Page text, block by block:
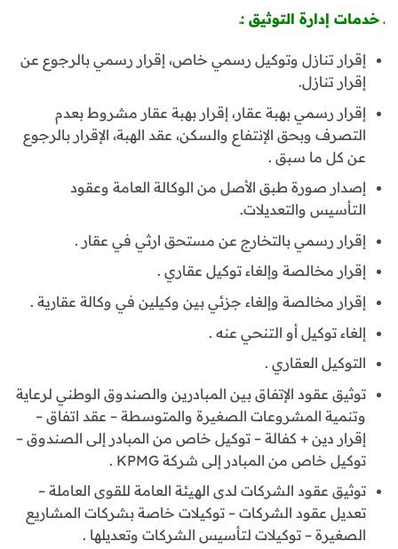
ـ خدمات إدارة التوثيق :ـ
إقرار تنازل وتوكيل رسمي خاص، إقرار رسمي بالرجوع عن
إقرار تنازل.
إقرار رسمي بهبة عقار، إقرار بهبة عقار مشروط بعدم
التصرف وبحق الإنتفاع والسكن، عقد الهبة، الإقرار بالرجوع
عن كل ما سبق .
إصدار صورة طبق الأصل من الوكالة العامة وعقود
التأسيس والتعديلات.
إقرار رسمي بالتخارج عن مستحق ارثي في عقار .
إقرار مخالصة وإلغاء توكيل عقاري .
إقرار مخالصة وإلغاء جزئي بين وكيلين في وكالة عقارية .
إلغاء توكيل أو التنحي عنه .
التوكيل العقاري .
توثيق عقود الإتفاق بين المبادرين والصندوق الوطني لرعاية
وتنمية المشروعات الصغيرة والمتوسطة – عقد اتفاق –
إقرار دين + كفالة – توكيل خاص من المبادر إلى الصندوق –
توكيل خاص من المبادر إلى شركة KPMG .
توثيق عقود الشركات لدى الهيئة العامة للقوى العاملة –
تعديل عقود الشركات – توكيلات خاصة بشركات المشاريع
الصغيرة – توكيلات لتأسيس الشركات وتعديلها .